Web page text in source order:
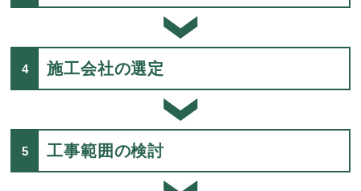
施工会社の選定
工事範囲の検討